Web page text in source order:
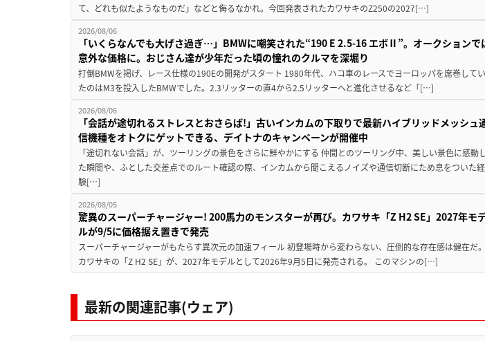
て、どれも似たようなものだ」などと侮るなかれ。今回発表されたカワサキのZ250の2027[…]
2026/08/06
「いくらなんでも大げさ過ぎ…」BMWに嘲笑された“190 E 2.5-16 エボⅡ”。オークションで
意外な価格に。おじさん達が少年だった頃の憧れのクルマを深堀り
打倒BMWを掲げ、レース仕様の190Eの開発がスタート 1980年代、ハコ車のレースでヨーロッパを席巻してい
たのはM3を投入したBMWでした。2.3リッターの直4から2.5リッターへと進化させるなど「[…]
2026/08/06
「会話が途切れるストレスとおさらば!」古いインカムの下取りで最新ハイブリッドメッシュ
信機種をオトクにゲットできる、デイトナのキャンペーンが開催中
「途切れない会話」が、ツーリングの景色をさらに鮮やかにする 仲間とのツーリング中、美しい景色に感動
た瞬間や、ふとした交差点でのルート確認の際、インカムから聞こえるノイズや通信切断にため息をついた経
験[…]
2026/08/05
驚異のスーパーチャージャー! 200馬力のモンスターが再び。カワサキ「Z H2 SE」2027年モ
ルが9/5に価格据え置きで発売
スーパーチャージャーがもたらす異次元の加速フィール 初登場時から変わらない、圧倒的な存在感は健在だ。
カワサキの「Z H2 SE」が、2027年モデルとして2026年9月5日に発売される。 このマシンの[…]
最新の関連記事(ウェア)